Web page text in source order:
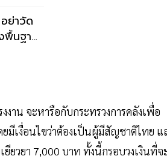
ย่าวัด
พื้นฐาน
งาน จะหารือกับกระทรวงการคลังเพื่อ
มีเงื่อนไขว่าต้องเป็นผู้มีสัญชาติไทย แ
ยวยา 7,000 บาท ทั้งนี้กรอบวงเงินที่จ